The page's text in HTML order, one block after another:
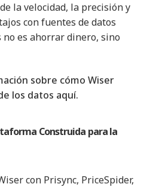
la velocidad, la precisión y
con fuentes de datos
es ahorrar dinero, sino
sobre cómo Wiser
los datos aquí.
Construida para la
con Prisync, PriceSpider,